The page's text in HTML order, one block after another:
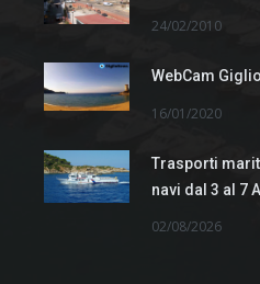
24/02/2010
WebCam
16/01/2020
Trasporti
navi dal 3 al 7
02/08/2026